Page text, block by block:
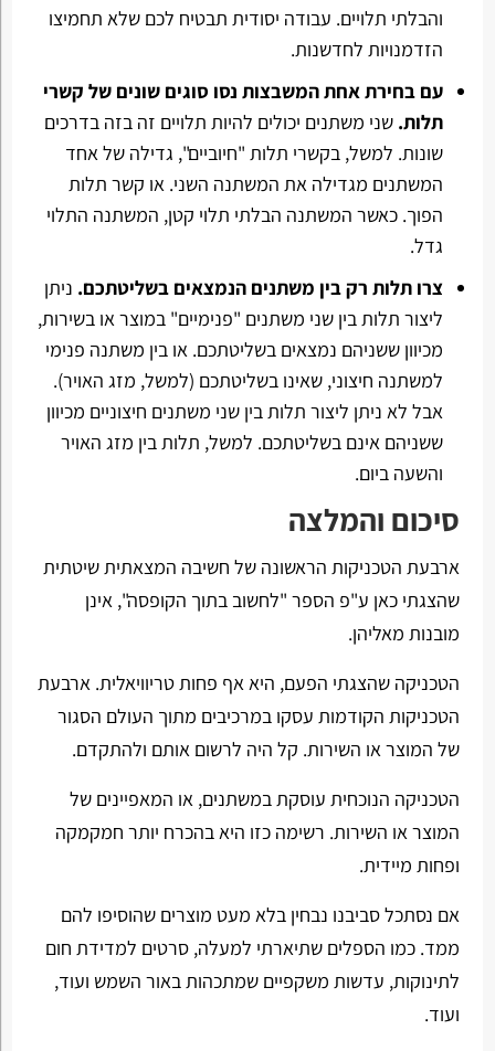
והבלתי תלויים. עבודה יסודית תבטיח לכם שלא תחמיצו
הזדמנויות לחדשנות.
עם בחירת אחת המשבצות נסו סוגים שונים של קשרי
תלות. שני משתנים יכולים להיות תלויים זה בזה בדרכים
שונות. למשל, בקשרי תלות "חיוביים", גדילה של אחד
המשתנים מגדילה את המשתנה השני. או קשר תלות
הפוך. כאשר המשתנה הבלתי תלוי קטן, המשתנה התלוי
גדל.
צרו תלות רק בין משתנים הנמצאים בשליטתכם. ניתן
ליצור תלות בין שני משתנים "פנימיים" במוצר או בשירות,
מכיוון ששניהם נמצאים בשליטתכם. או בין משתנה פנימי
למשתנה חיצוני, שאינו בשליטתכם (למשל, מזג האויר).
אבל לא ניתן ליצור תלות בין שני משתנים חיצוניים מכיוון
ששניהם אינם בשליטתכם. למשל, תלות בין מזג האויר
והשעה ביום.
סיכום והמלצה
ארבעת הטכניקות הראשונה של חשיבה המצאתית שיטתית
שהצגתי כאן ע"פ הספר "לחשוב בתוך הקופסה", אינן
מובנות מאליהן.
הטכניקה שהצגתי הפעם, היא אף פחות טריוויאלית. ארבעת
הטכניקות הקודמות עסקו במרכיבים מתוך העולם הסגור
של המוצר או השירות. קל היה לרשום אותם ולהתקדם.
הטכניקה הנוכחית עוסקת במשתנים, או המאפיינים של
המוצר או השירות. רשימה כזו היא בהכרח יותר חמקמקה
ופחות מיידית.
אם נסתכל סביבנו נבחין בלא מעט מוצרים שהוסיפו להם
ממד. כמו הספלים שתיארתי למעלה, סרטים למדידת חום
לתינוקות, עדשות משקפיים שמתכהות באור השמש ועוד,
ועוד.